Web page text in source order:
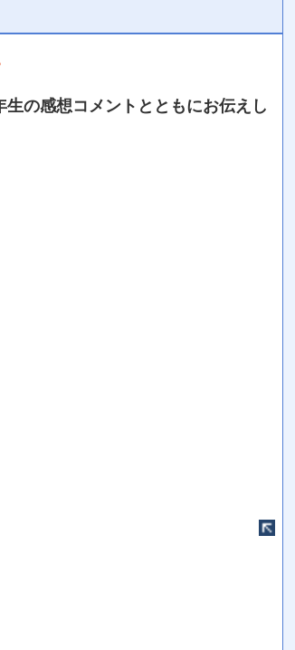
の感想コメントとともにお伝えし